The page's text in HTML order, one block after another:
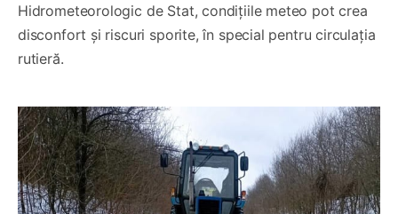
Hidrometeorologic de Stat, condițiile meteo pot crea
disconfort și riscuri sporite, în special pentru circulația
rutieră.